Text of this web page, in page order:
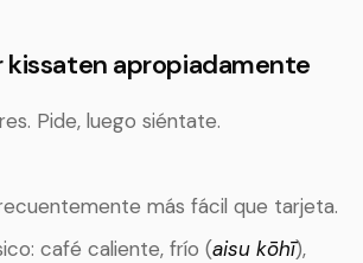
kissaten apropiadamente
Pide, luego siéntate.
más fácil que tarjeta.
café caliente, frío (aisu kōhī),